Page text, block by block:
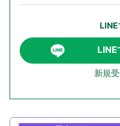
LINE
新規